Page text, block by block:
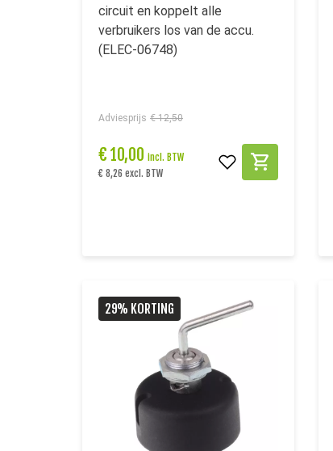
circuit en koppelt alle
verbruikers los van de accu.
(ELEC-06748)
Adviesprijs € 12,50
€ 10,00 incl. BTW
€ 8,26 excl. BTW
29% KORTING